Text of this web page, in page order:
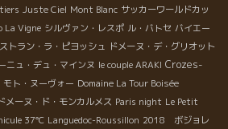
Juste Ciel Mont Blanc サッカーワールドカッ
La Vigne シルヴァン・レスポ ル・バトセ バイエー
トラン・ラ・ピヨッシュ ドメーヌ・デ・グリオット
ニュ・デュ・マインヌ le couple ARAKI Crozes-
モト・ヌーヴォー Domaine La Tour Boisée
ドメーヌ・ド・モンカルメス Paris night Le Petit
37℃ Languedoc-Roussillon 2018 ボジョレ